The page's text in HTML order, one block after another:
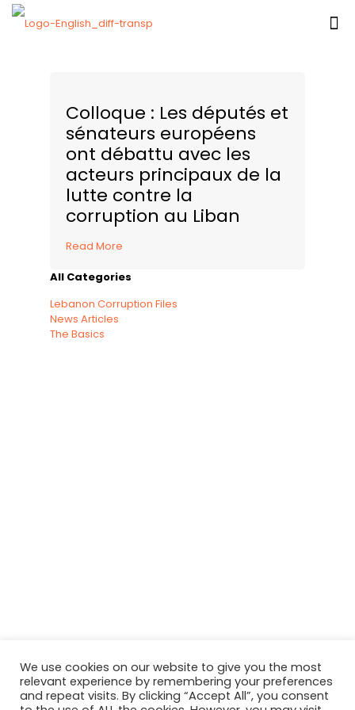
Colloque : Les députés et
sénateurs européens
ont débattu avec les
acteurs principaux de la
lutte contre la
corruption au Liban
Read More
All Categories
Lebanon Corruption Files
News Articles
The Basics
We use cookies on our website to give you the most
relevant experience by remembering your preferences
and repeat visits. By clicking “Accept All”, you consent